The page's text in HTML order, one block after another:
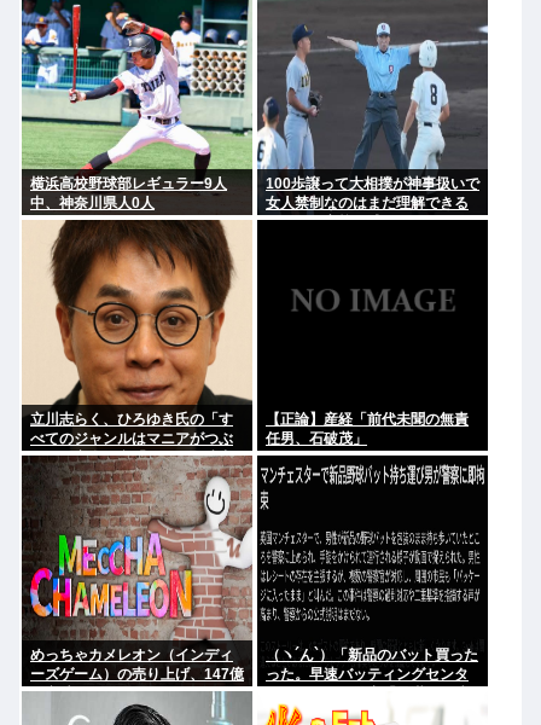
幹部役で
横浜高校野球部レギュラー9人
中、神奈川県人0人
100歩譲って大相撲が神事扱いで
女人禁制なのはまだ理解できる
として、高校野球のグラウンド
立川志らく、ひろゆき氏の「す
べてのジャンルはマニアがつぶ
す」に完全同意「そういう連中
が落語をつぶす」
【正論】産経「前代未聞の無責
任男、石破茂」
めっちゃカメレオン（インディ
ーズゲーム）の売り上げ、147億
円突破www
（ヽ´ん`）「新品のバット買った
った。早速バッティングセンタ
捕する！（ヽ°ん°）「」